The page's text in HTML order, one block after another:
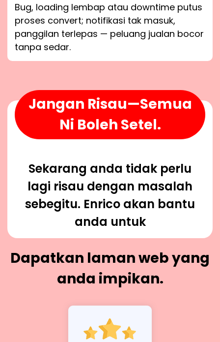
Bug, loading lembap atau downtime putus
proses convert; notifikasi tak masuk,
panggilan terlepas — peluang jualan bocor
tanpa sedar.
Jangan Risau—Semua
Ni Boleh Setel.
Sekarang anda tidak perlu
lagi risau dengan masalah
sebegitu. Enrico akan bantu
anda untuk
Dapatkan laman web yang
anda impikan.